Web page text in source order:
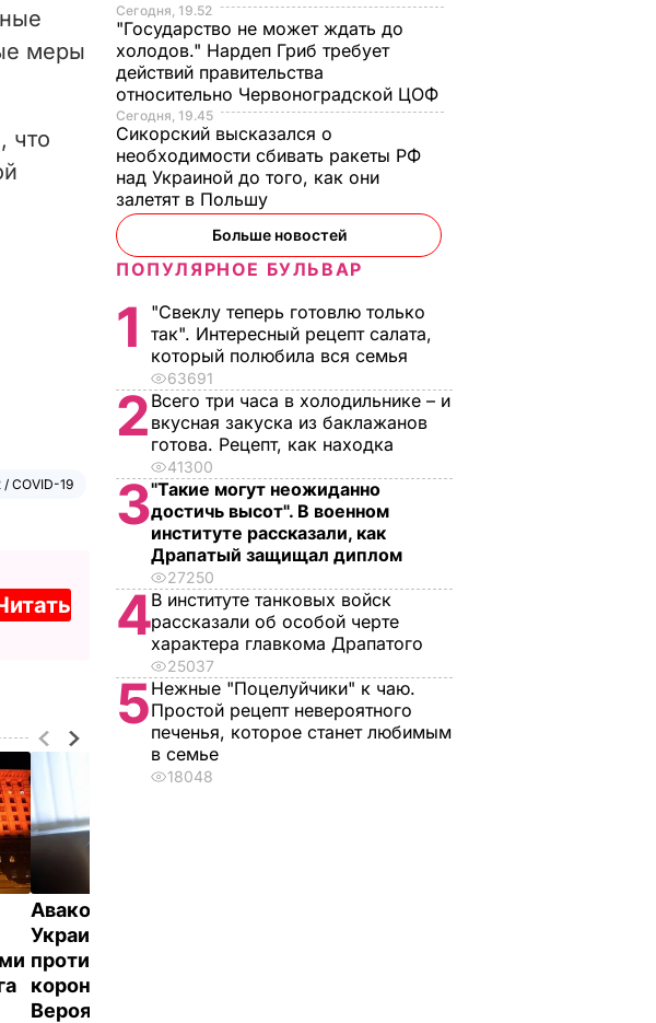
меры
что
COVID-19
Аваков о принятых в
Украине мерах
против
коронавируса:
Вероятно, вскоре
Сегодня, 19.52
"Государство не может ждать до
холодов." Нардеп Гриб требует
действий правительства
относительно Червоноградской ЦОФ
Сегодня, 19.45
Сикорский высказался о
необходимости сбивать ракеты РФ
над Украиной до того, как они
залетят в Польшу
Больше новостей
ПОПУЛЯРНОЕ БУЛЬВАР
1
"Свеклу теперь готовлю только
так". Интересный рецепт салата,
который полюбила вся семья
63691
2 Всего три часа в холодильнике – и
вкусная закуска из баклажанов
готова. Рецепт, как находка
41300
3"Такие могут неожиданно
достичь высот". В военном
институте рассказали, как
Драпатый защищал диплом
27250
4В институте танковых войск
рассказали об особой черте
характера главкома Драпатого
25037
5Нежные "Поцелуйчики" к чаю.
Простой рецепт невероятного
печенья, которое станет любимым
в семье
18048